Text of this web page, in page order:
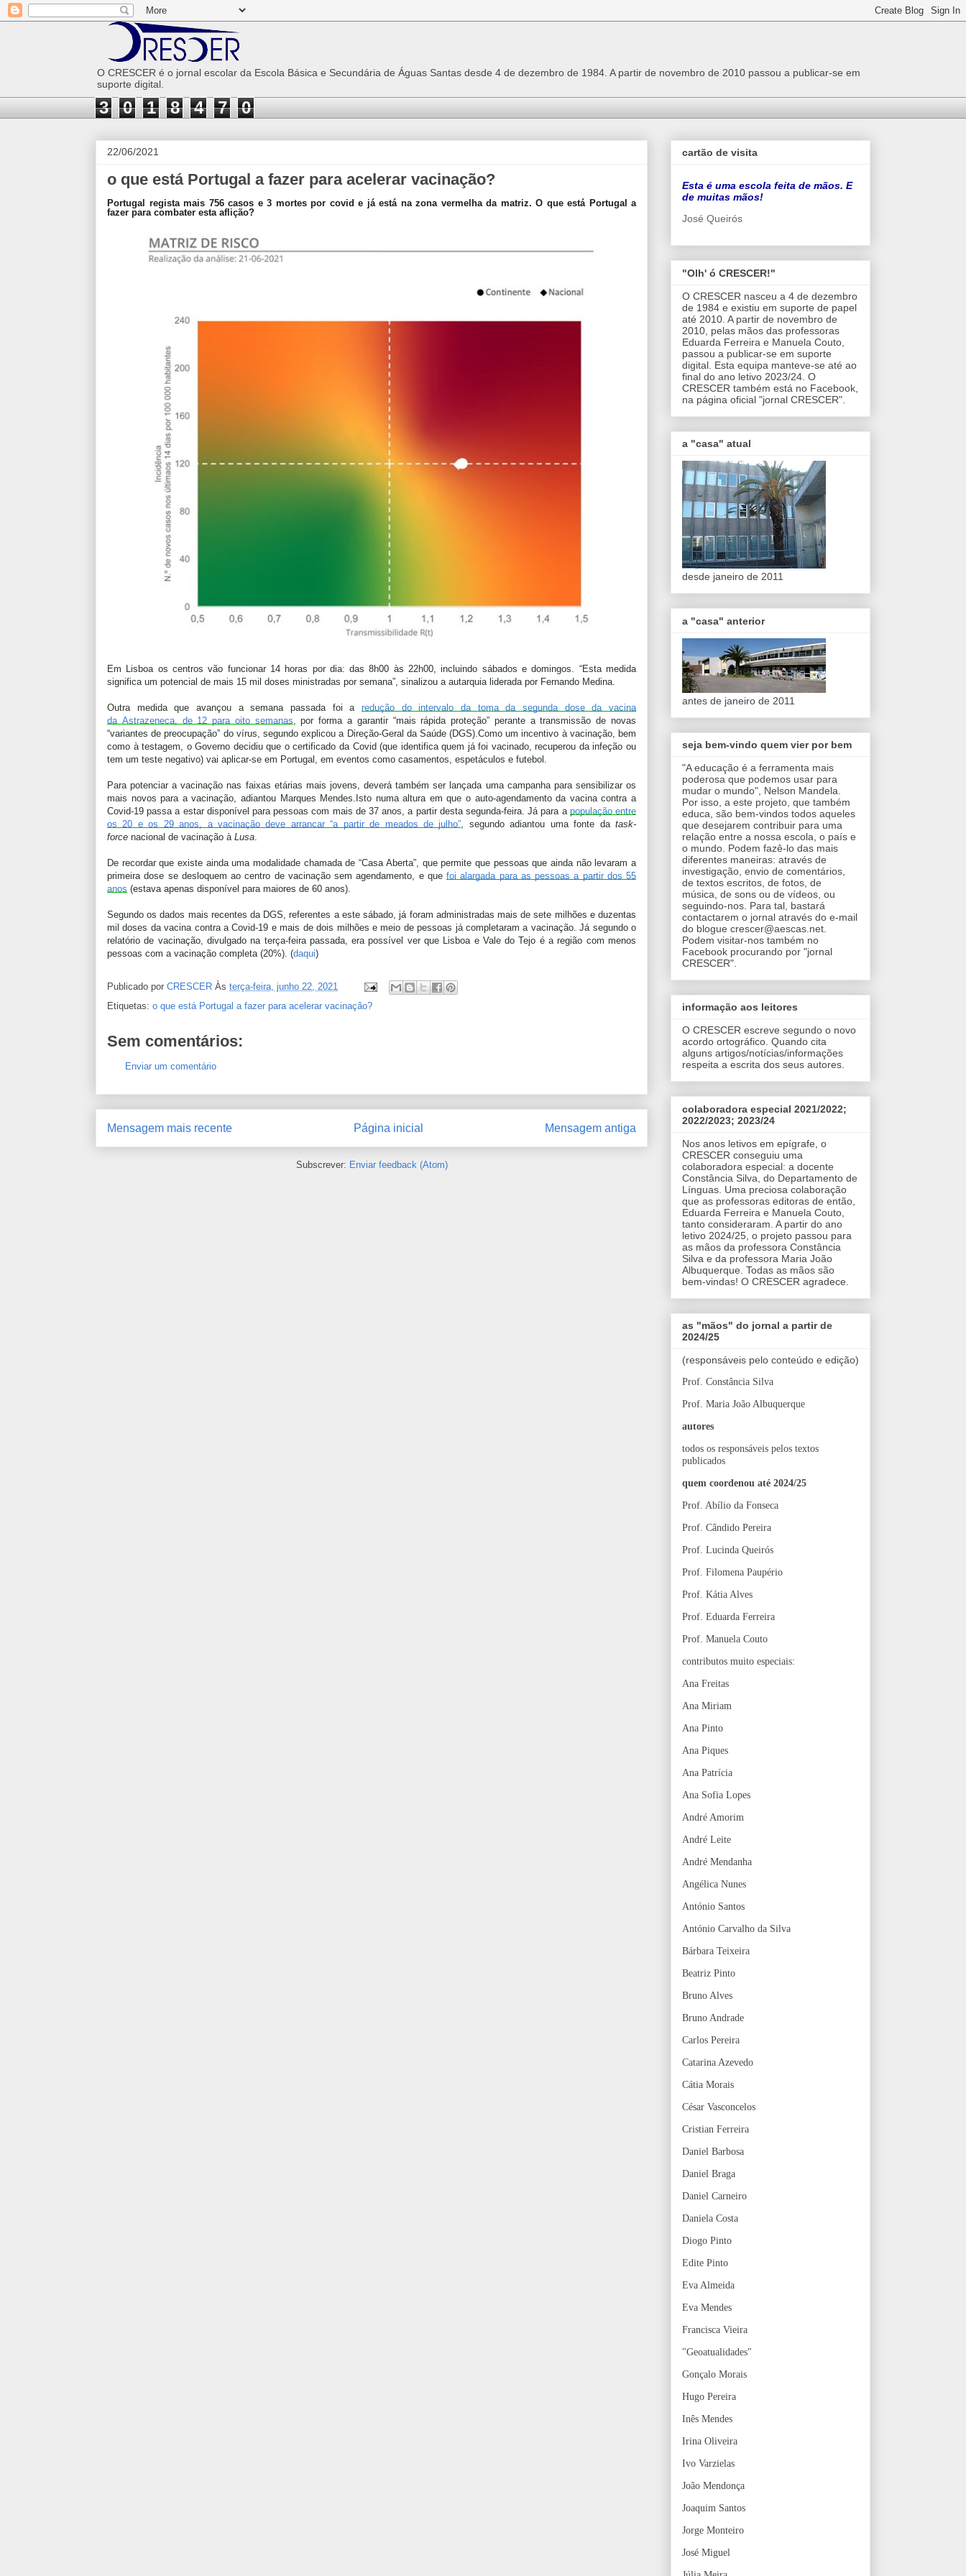
O CRESCER é o jornal escolar da Escola Básica e Secundária de Águas Santas desde 4 de dezembro de 1984. A partir de novembro de 2010 passou a publicar-se em
suporte digital.
3 0 1 8 4 7 0
22/06/2021
o que está Portugal a fazer para acelerar vacinação?
Portugal regista mais 756 casos e 3 mortes por covid e já está na zona vermelha da matriz. O que está Portugal a
fazer para combater esta aflição?
Em Lisboa os centros vão funcionar 14 horas por dia: das 8h00 às 22h00, incluindo sábados e domingos. “Esta medida
significa um potencial de mais 15 mil doses ministradas por semana”, sinalizou a autarquia liderada por Fernando Medina.
Outra medida que avançou a semana passada foi a redução do intervalo da toma da segunda doseda vacina
da Astrazeneca, de 12 para oito semanas, por forma a garantir “mais rápida proteção” perante a transmissão de novas
“variantes de preocupação” do vírus, segundo explicou a Direção-Geral da Saúde (DGS).Como um incentivo à vacinação, bem
como à testagem, oGoverno decidiu que o certificado da Covid (que identifica quem já foi vacinado, recuperou da infeção ou
tem um teste negativo) vai aplicar-se em Portugal , em eventos como casamentos, espetáculos e futebol.
Para potenciar a vacinação nas faixas etárias mais jovens, deverá também ser lançada uma campanha para sensibilizar os
mais novos para a vacinação, adiantou Marques Mendes.Isto numa altura em que o auto-agendamento da vacina contra a
Covid-19 passa a estar disponível para pessoas com mais de 37 anos, apartir desta segunda-feira. Já para a população entre
os 20 e os 29 anos, a vacinação deve arrancar “a partir de meados de julho”, segundo adiantou uma fonte datask-
force nacional de vacinação à Lusa.
De recordar que existe ainda uma modalidade chamada de “Casa Aberta”, que permite que pessoas que ainda não levaram a
primeira dose se desloquem aocentro de vacinação sem agendamento, e que foi alargada para as pessoas a partir dos 55
anos (estava apenas disponível para maiores de 60 anos).
Segundo os dados mais recentes da DGS, referentes a este sábado, já foram administradas mais de sete milhões e duzentas
mil doses da vacina contra a Covid-19 emais de dois milhões e meio de pessoas já completaram a vacinação.Já segundo o
relatório de vacinação, divulgado na terça-feira passada, era possível ver que Lisboa e Vale do Tejo é a região com menos
pessoas com a vacinação completa (20%). (daqui)
Publicado por CRESCER Às terça-feira, junho 22, 2021
Etiquetas: o que está Portugal a fazer para acelerar vacinação?
Sem comentários:
Enviar um comentário
Mensagem mais recente Mensagem antiga
Página inicial
Subscrever: Enviar feedback (Atom)
cartão de visita
Esta é uma escola feita de mãos. E
de muitas mãos!
José Queirós
"Olh' ó CRESCER!"
O CRESCER nasceu a 4 de dezembro
de 1984 e existiu em suporte de papel
até 2010. A partir de novembro de
2010, pelas mãos das professoras
Eduarda Ferreira e Manuela Couto,
passou a publicar-se em suporte
digital. Esta equipa manteve-se até ao
final do ano letivo 2023/24. O
CRESCER também está no Facebook,
na página oficial "jornal CRESCER".
a "casa" atual
desde janeiro de 2011
a "casa" anterior
antes de janeiro de 2011
seja bem-vindo quem vier por bem
"A educação é a ferramenta mais
poderosa que podemos usar para
mudar o mundo", Nelson Mandela.
Por isso, a este projeto, que também
educa, são bem-vindos todos aqueles
que desejarem contribuir para uma
relação entre a nossa escola, o país e
o mundo. Podem fazê-lo das mais
diferentes maneiras: através de
investigação, envio de comentários,
de textos escritos, de fotos, de
música, de sons ou de vídeos, ou
seguindo-nos. Para tal, bastará
contactarem o jornal através do e-mail
do blogue crescer@aescas.net.
Podem visitar-nos também no
Facebook procurando por "jornal
CRESCER".
informação aos leitores
O CRESCER escreve segundo o novo
acordo ortográfico. Quando cita
alguns artigos/notícias/informações
respeita a escrita dos seus autores.
colaboradora especial 2021/2022;
2022/2023; 2023/24
Nos anos letivos em epígrafe, o
CRESCER conseguiu uma
colaboradora especial: a docente
Constância Silva, do Departamento de
Línguas. Uma preciosa colaboração
que as professoras editoras de então,
Eduarda Ferreira e Manuela Couto,
tanto consideraram. A partir do ano
letivo 2024/25, o projeto passou para
as mãos da professora Constância
Silva e da professora Maria João
Albuquerque. Todas as mãos são
bem-vindas! O CRESCER agradece.
as "mãos" do jornal a partir de
2024/25
(responsáveis pelo conteúdo e edição)
Prof. Constância Silva
Prof. Maria João Albuquerque
autores
todos os responsáveis pelos textos
publicados
quem coordenou até 2024/25
Prof. Abílio da Fonseca
Prof. Cândido Pereira
Prof. Lucinda Queirós
Prof. Filomena Paupério
Prof. Kátia Alves
Prof. Eduarda Ferreira
Prof. Manuela Couto
contributos muito especiais:
Ana Freitas
Ana Miriam
Ana Pinto
Ana Piques
Ana Patrícia
Ana Sofia Lopes
André Amorim
André Leite
André Mendanha
Angélica Nunes
António Santos
António Carvalho da Silva
Bárbara Teixeira
Beatriz Pinto
Bruno Alves
Bruno Andrade
Carlos Pereira
Catarina Azevedo
Cátia Morais
César Vasconcelos
Cristian Ferreira
Daniel Barbosa
Daniel Braga
Daniel Carneiro
Daniela Costa
Diogo Pinto
Edite Pinto
Eva Almeida
Eva Mendes
Francisca Vieira
"Geoatualidades"
Gonçalo Morais
Hugo Pereira
Inês Mendes
Irina Oliveira
Ivo Varzielas
João Mendonça
Joaquim Santos
Jorge Monteiro
José Miguel